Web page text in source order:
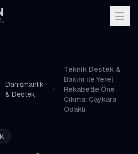
Danışmanlık
& Destek
Teknik Destek &
Bakım ile Yerel
Rekabette Öne
Çıkma: Çaykara
Odaklı